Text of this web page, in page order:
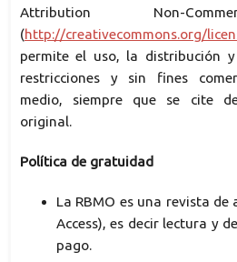
Attribution Non-
(http://creativecommons.org/
permite el uso, la distribución
restricciones y sin fines
medio, siempre que se cite
original.
Política de gratuidad
La RBMO es una revista de
Access), es decir lectura y
pago.